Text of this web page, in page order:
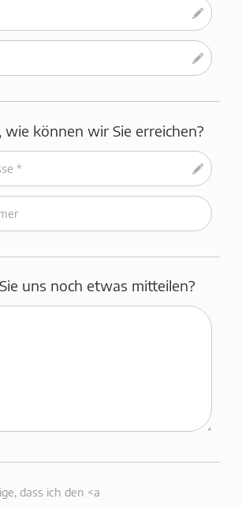
wie können wir Sie erreichen?
uns noch etwas mitteilen?